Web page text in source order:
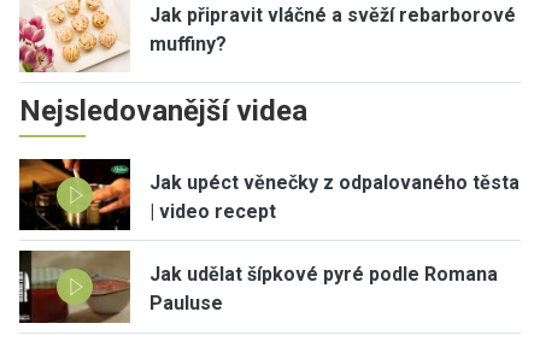
Jak připravit vláčné a svěží rebarborové
muffiny?
Nejsledovanější videa
Jak upéct věnečky z odpalovaného těsta
| video recept
Jak udělat šípkové pyré podle Romana
Pauluse